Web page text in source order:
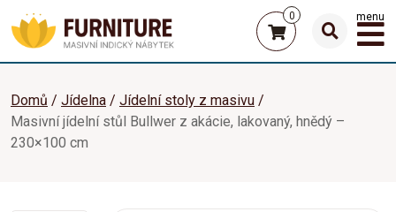
0 menu
Domů Jídelna
Jídelní stoly z masivu
Masivní jídelní stůl Bullwer z akácie, lakovaný, hnědý –
230×100 cm